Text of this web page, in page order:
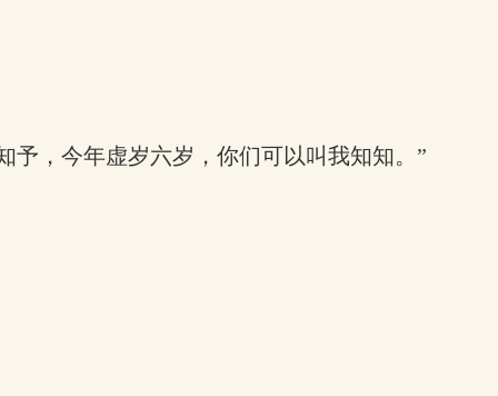
予，今年虚岁六岁，你们可以叫我知知。”